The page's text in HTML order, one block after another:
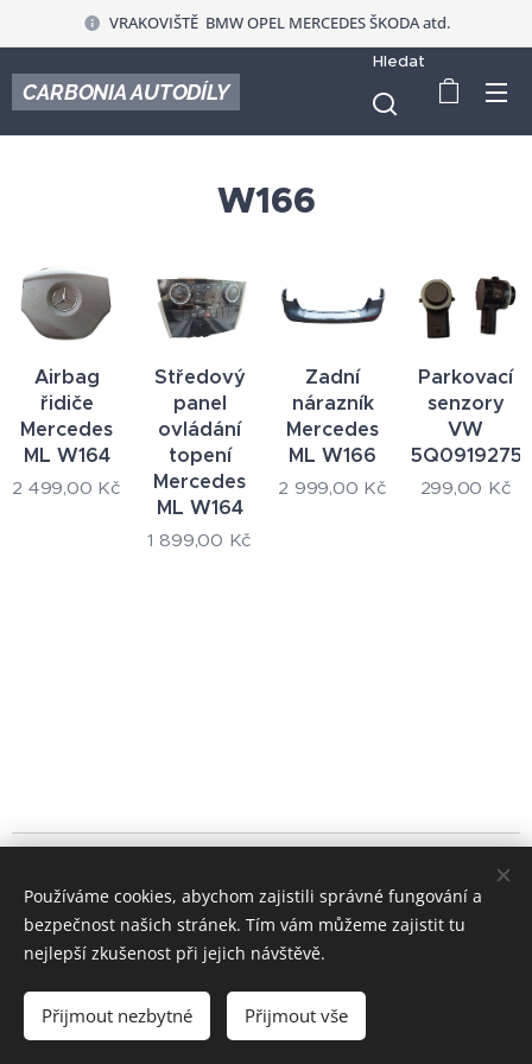
VRAKOVIŠTĚ BMW OPEL MERCEDES ŠKODA atd.
CARBONIA AUTODÍLY
Hledat
W166
Airbag
řidiče
Mercedes
ML W164
2 499,00 Kč
Středový
panel
ovládání
topení
Mercedes
ML W164
1 899,00 Kč
Zadní
nárazník
Mercedes
ML W166
2 999,00 Kč
Parkovací
senzory
VW
299,00 Kč
+420 722 195 264
Cookies
Měna
CZK Kč
Používáme cookies, abychom zajistili správné fungování a
bezpečnost našich stránek. Tím vám můžeme zajistit tu
nejlepší zkušenost při jejich návštěvě.
Přijmout nezbytné Přijmout vše